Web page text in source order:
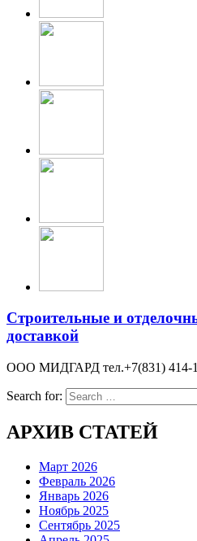
Строительные и
доставкой
ООО МИДГАРД тел.+7(831) 414-
Search for:
АРХИВ СТАТЕЙ
Март 2026
Февраль 2026
Январь 2026
Ноябрь 2025
Сентябрь 2025